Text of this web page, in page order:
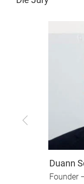
Zurück
Duann
Founder